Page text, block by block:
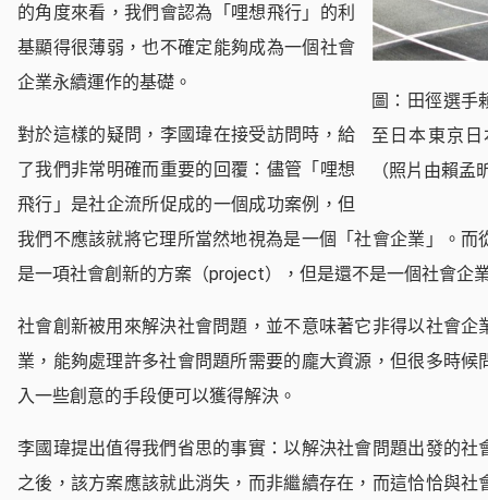
圖：田徑選手
至日本東京
（照片由賴孟
的角度來看，我們會認為「哩想飛行」的利
基顯得很薄弱，也不確定能夠成為一個社會
企業永續運作的基礎。
對於這樣的疑問，李國瑋在接受訪問時，給
了我們非常明確而重要的回覆：儘管「哩想
飛行」是社企流所促成的一個成功案例，但
我們不應該就將它理所當然地視為是一個「社會企業」。
是一項社會創新的方案（project），但是還不是一個社會企
社會創新被用來解決社會問題，並不意味著它非得以社會
業，能夠處理許多社會問題所需要的龐大資源，但很多時
入一些創意的手段便可以獲得解決。
李國瑋提出值得我們省思的事實：以解決社會問題出發的
之後，該方案應該就此消失，而非繼續存在，而這恰恰與